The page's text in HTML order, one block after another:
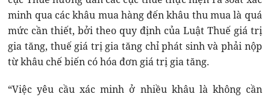
minh qua các khâu mua hàng đến khâu thu mua là quá
mức cần thiết, bởi theo quy định của Luật Thuế giá trị
gia tăng, thuế giá trị gia tăng chỉ phát sinh và phải nộp
từ khâu chế biến có hóa đơn giá trị gia tăng.
“Việc yêu cầu xác minh ở nhiều khâu là không cần